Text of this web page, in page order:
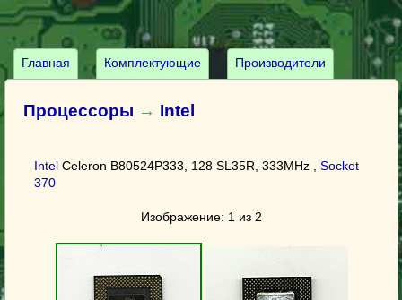
Главная Комплектующие Производители
Процессоры → Intel
Intel Celeron B80524P333, 128 SL35R, 333MHz , Socket
370
Изображение: 1 из 2